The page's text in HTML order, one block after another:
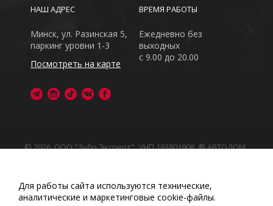
ВРЕМЯ РАБОТЫ
Ежедневно без
выходных
с 9.00 до 20.00
НАШ АДРЕС
Минск, ул. Разинская 5,
паркинг уровни 1-3
Посмотреть на карте
© 2026, ООО "Зубр Эксперт", УНП 193801908. ® АВТОДОМ
Обращаем Ваше внимание на то, что данный интернет-
сайт носит исключительно информационный характер
Любое использование либо копирование материалов
Для работы сайта используются технические,
аналитические и маркетинговые сооkіе-файлы.